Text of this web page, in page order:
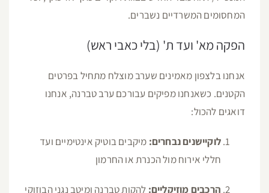
המחסומים המשרדיים נשברים.
הפקה מא' ועד ת' (בלי כאבי ראש)
אנחנו בלצפון מאמינים שערב מוצלח מתחיל בפרטים
הקטנים. כשאנחנו מפיקים עבורכם ערב טברנה, אנחנו
דואגים להכול:
לוקיישנים נבחרים: מיקבים בוטיק אינטימיים ועד
חללי אירוח מול הכנרת או החרמון
הרכבים מוזיקליים: להקות טברנה ומיטב נגני הבוזוקי